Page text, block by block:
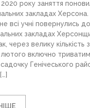
року заняття
закладах
всі учні повернулись
закладах
через велику кількість
включно
Генічеського